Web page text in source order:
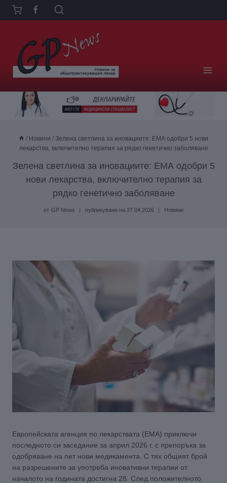
Към
съдържанието
/ Новини / Зелена светлина за иновациите: ЕМА одобри 5 нови
лекарства, включително терапия за рядко генетично заболяване
Зелена светлина за иновациите: ЕМА одобри 5
нови лекарства, включително терапия за
рядко генетично заболяване
от GP News публикувано на 27.04.2026 Новини
Европейската агенция по лекарствата (EMA) приключи
последното си заседание за април 2026 г. с препоръка за
одобряване на пет нови медикамента. С тях общият брой
на разрешените за употреба иновативни терапии от
началото на годината достигна 28. След положителното